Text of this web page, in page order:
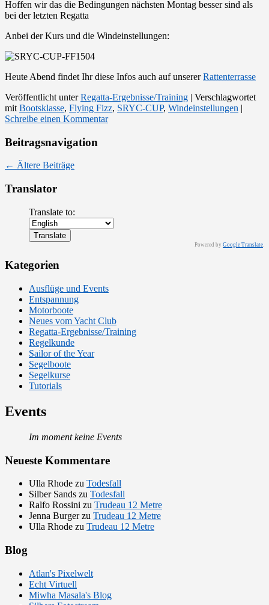
Hoffen wir das die Bedingungen nächsten Montag besser sind als
bei der letzten Regatta
Anbei der Kurs und die Windeinstellungen:
Heute Abend findet Ihr diese Infos auch auf unsererRattenterrasse
Veröffentlicht unter Regatta-Ergebnisse/Training | Verschlagwortet
mit Bootsklasse, Flying Fizz, SRYC-CUP, Windeinstellungen |
Schreibe einen Kommentar
Beitragsnavigation
← Ältere Beiträge
Translator
Translate to:
Powered by Google Translate
Kategorien
Ausflüge und Events
Entspannung
Motorboote
Neues vom Yacht Club
Regatta-Ergebnisse/Training
Regelkunde
Sailor of the Year
Segelboote
Segelkurse
Tutorials
Events
Im moment keine Events
Neueste Kommentare
Ulla Rhode zu Todesfall
Silber Sands zu Todesfall
Ralfo Rossini zu Trudeau 12 Metre
Jenna Burgerzu Trudeau 12 Metre
Ulla Rhode zu Trudeau 12 Metre
Blog
Atlan's Pixelwelt
Echt Virtuell
Miwha Masala's Blog